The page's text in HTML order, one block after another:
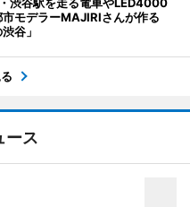
モデラーMAJIRIさんが作る
谷」
ース